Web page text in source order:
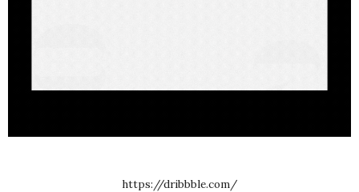
https://dribbble.com/